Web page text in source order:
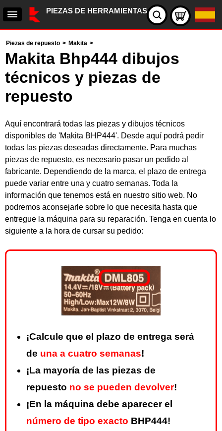
PIEZAS DE HERRAMIENTAS
Piezas de repuesto > Makita >
Makita Bhp444 dibujos
técnicos y piezas de
repuesto
Aquí encontrará todas las piezas y dibujos técnicos
disponibles de 'Makita BHP444'. Desde aquí podrá pedir
todas las piezas deseadas directamente. Para muchas
piezas de repuesto, es necesario pasar un pedido al
fabricante. Dependiendo de la marca, el plazo de entrega
puede variar entre una y cuatro semanas. Toda la
información que tenemos está en nuestro sitio web. No
podremos aconsejarle sobre lo que necesita hasta que
entregue la máquina para su reparación. Tenga en cuenta lo
siguiente a la hora de cursar su pedido:
¡Calcule que el plazo de entrega será
de una a cuatro semanas!
¡La mayoría de las piezas de
repuesto no se pueden devolver!
¡En la máquina debe aparecer el
número de tipo exacto BHP444!